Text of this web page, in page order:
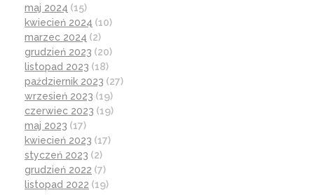
maj 2024 (15)
kwiecień 2024 (10)
marzec 2024 (2)
grudzień 2023 (20)
listopad 2023 (18)
październik 2023 (27)
wrzesień 2023 (19)
czerwiec 2023 (19)
maj 2023 (17)
kwiecień 2023 (17)
styczeń 2023 (2)
grudzień 2022 (7)
listopad 2022 (19)